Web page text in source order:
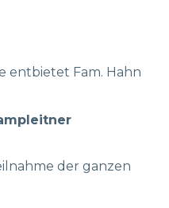
entbietet Fam. Hahn
der ganzen